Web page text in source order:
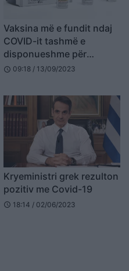
Vaksina më e fundit ndaj
COVID-it tashmë e
disponueshme për
amerikanët
schedule 09:18 / 13/09/2023
Kryeministri grek rezulton
pozitiv me Covid-19
schedule 18:14 / 02/06/2023